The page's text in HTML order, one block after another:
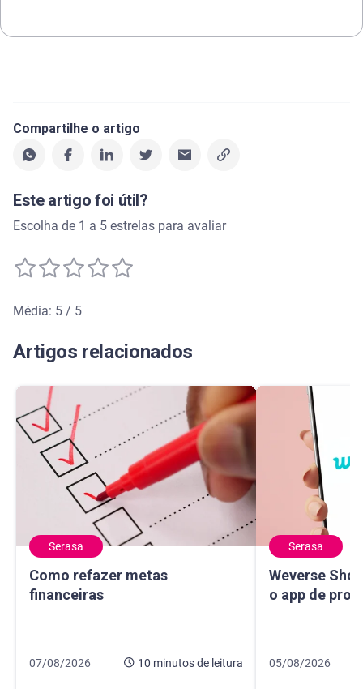
Compartilhe o artigo
Este artigo foi útil?
Escolha de 1 a 5 estrelas para avaliar
Média: 5 / 5
Artigos relacionados
Serasa
Como refazer metas
financeiras
Como refazer metas financeiras
Data de publicação 7 de agosto de 2026
07/08/2026 10 minutosde leitura
10 minutos de leitura
Serasa
Weverse
o app de
Weverse Shop:
Data de
05/08/2026
10 minutos de